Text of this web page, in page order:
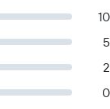
10
5
2
0